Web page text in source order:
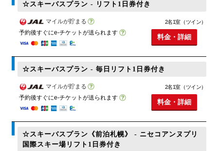
☆スキーバスプラン - リフト1日券付き
マイルが貯まる
予約後すぐにe-チケットが送られます
2名1室（ツイン）
料金・詳細
☆スキーバスプラン - 毎日リフト1日券付き
マイルが貯まる
予約後すぐにe-チケットが送られます
2名1室（ツイン）
料金・詳細
☆スキーバスプラン《前泊札幌》 - ニセコアンヌプリ
国際スキー場リフト1日券付き